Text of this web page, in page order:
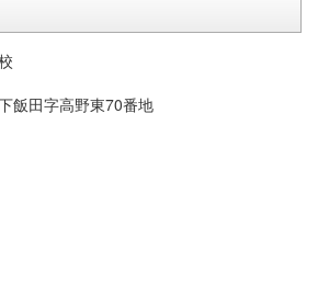
飯田字高野東70番地